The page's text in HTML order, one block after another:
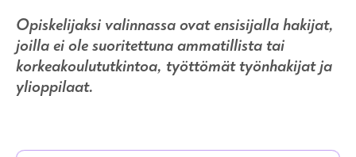
Opiskelijaksi valinnassa ovat ensisijalla hakijat,
joilla ei ole suoritettuna ammatillista tai
korkeakoulututkintoa, työttömät työnhakijat ja
ylioppilaat.